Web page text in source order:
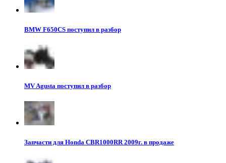
BMW F650CS поступил в разбор
MV Agusta поступил в разбор
Запчасти для Honda CBR1000RR 2009г. в продаже